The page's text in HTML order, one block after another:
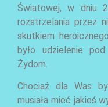
Światowej, w dniu
rozstrzelania przez
skutkiem
było udzielenie
Żydom.
Chociaż dla Was
musiała mieć jakieś